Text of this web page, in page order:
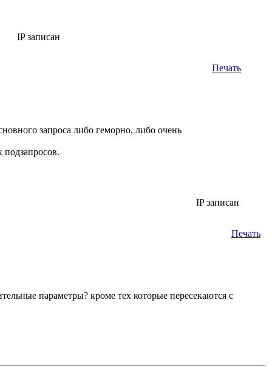
IP записан
Печать
запроса либо геморно, либо очень
IP записан
Печать
параметры? кроме тех которые пересекаются с